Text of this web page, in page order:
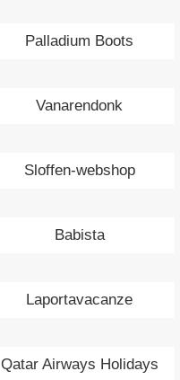
Palladium Boots
Vanarendonk
Sloffen-webshop
Babista
Laportavacanze
Qatar Airways Holidays